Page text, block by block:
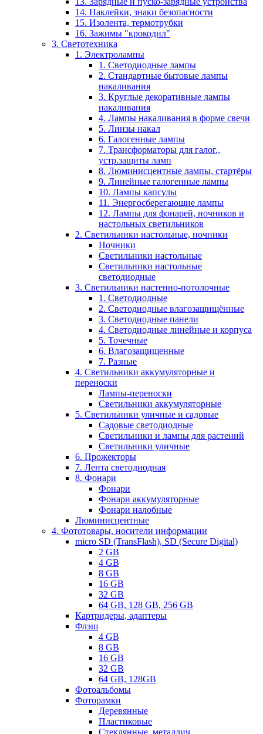
14. Наклейки, знаки безопасности
15. Изолента, термотрубки
16. Зажимы "крокодил"
3. Светотехника
1. Электролампы
1. Светодиодные лампы
2. Стандартные бытовые лампы
накаливания
3. Круглые декоративные лампы
накаливания
4. Лампы накаливания в форме свечи
5. Линзы накал
6. Галогенные лампы
7. Трансформаторы для галог.,
устр.защиты ламп
8. Люминисцентные лампы, стартёры
9. Линейные галогенные лампы
10. Лампы капсулы
11. Энергосберегающие лампы
12. Лампы для фонарей, ночников и
настольных светильников
2. Светильники настольные, ночники
Ночники
Светильники настольные
Светильники настольные
светодиодные
3. Светильники настенно-потолочные
1. Светодиодные
2. Светодиодные влагозащищённые
3. Светодиодные панели
4. Светодиодные линейные и корпуса
5. Точечные
6. Влагозащищенные
7. Разные
4. Светильники аккумуляторные и
переноски
Лампы-переноски
Светильники аккумуляторные
5. Светильники уличные и садовые
Садовые светодиодные
Светильники и лампы для растений
Светильники уличные
6. Прожекторы
7. Лента светодиодная
8. Фонари
Фонари
Фонари аккумуляторные
Фонари налобные
Люминисцентные
4. Фототовары, носители информации
micro SD (TransFlash), SD (Secure Digital)
2 GB
4 GB
8 GB
16 GB
32 GB
64 GB, 128 GB, 256 GB
Картридеры, адаптеры
Флэш
4 GB
8 GB
16 GB
32 GB
64 GB, 128GB
Фотоальбомы
Фоторамки
Деревянные
Пластиковые
Стеклянные, металлич.